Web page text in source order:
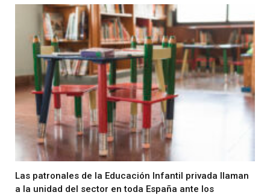
Las patronales de la Educación Infantil privada llaman
a la unidad del sector en toda España ante los